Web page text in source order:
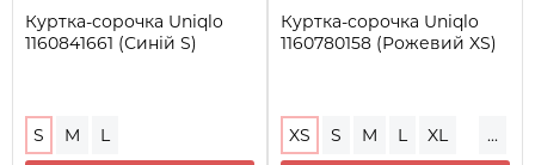
Куртка-сорочка Uniqlo
1160841661 (Синій S)
S M L
Куртка-сорочка Uniqlo
1160780158 (Рожевий XS)
XS S M L
XL
...